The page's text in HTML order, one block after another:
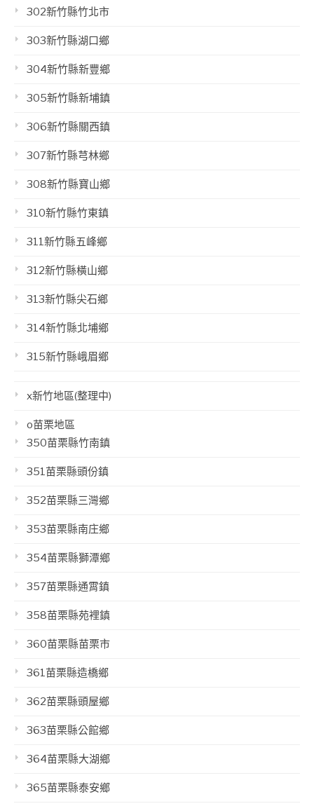
302新竹縣竹北市
303新竹縣湖口鄉
304新竹縣新豐鄉
305新竹縣新埔鎮
306新竹縣關西鎮
307新竹縣芎林鄉
308新竹縣寶山鄉
310新竹縣竹東鎮
311新竹縣五峰鄉
312新竹縣橫山鄉
313新竹縣尖石鄉
314新竹縣北埔鄉
315新竹縣峨眉鄉
x新竹地區(整理中)
o苗栗地區
350苗栗縣竹南鎮
351苗栗縣頭份鎮
352苗栗縣三灣鄉
353苗栗縣南庄鄉
354苗栗縣獅潭鄉
357苗栗縣通霄鎮
358苗栗縣苑裡鎮
360苗栗縣苗栗市
361苗栗縣造橋鄉
362苗栗縣頭屋鄉
363苗栗縣公館鄉
364苗栗縣大湖鄉
365苗栗縣泰安鄉